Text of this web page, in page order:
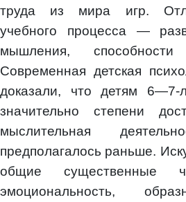
труда из мира игр.
учебного процесса —
мышления,
Современная детская
доказали, что детям 6—7-
значительно степени
мыслительная
предполагалось раньше.
общие существенные
эмоциональность,